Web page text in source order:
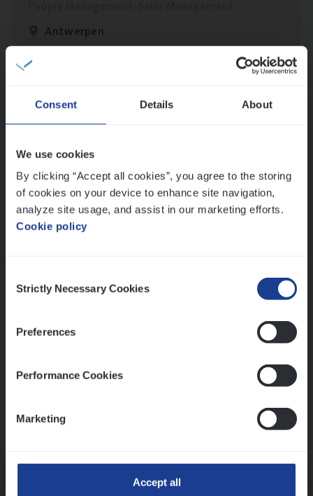
Consent Details About
We use cookies
By clicking “Accept all cookies”, you agree to the storing
of cookies on your device to enhance site navigation,
analyze site usage, and assist in our marketing efforts.
Cookie policy
Selection
Strictly Necessary Cookies
Preferences
Performance Cookies
Marketing
Accept all
Antwerpen
Lees onze verhalen
Meer dan collega’s: hoe Julie en Aurélie elkaar
Mathias houdt van diepgaande dossiers én droge
humor
Thalia zoekt graag oplossingen, in games én op het
werk
Ons sollicitatieproces